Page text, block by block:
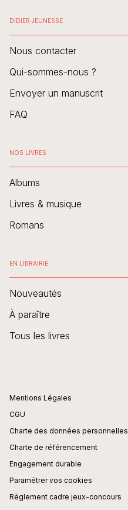
DIDIER JEUNESSE
Nous contacter
Qui-sommes-nous ?
Envoyer un manuscrit
FAQ
NOS LIVRES
Albums
Livres & musique
Romans
EN LIBRAIRIE
Nouveautés
À paraître
Tous les livres
Mentions Légales
CGU
Charte des données personnelles
Charte de référencement
Engagement durable
Paramétrer vos cookies
Règlement cadre jeux-concours